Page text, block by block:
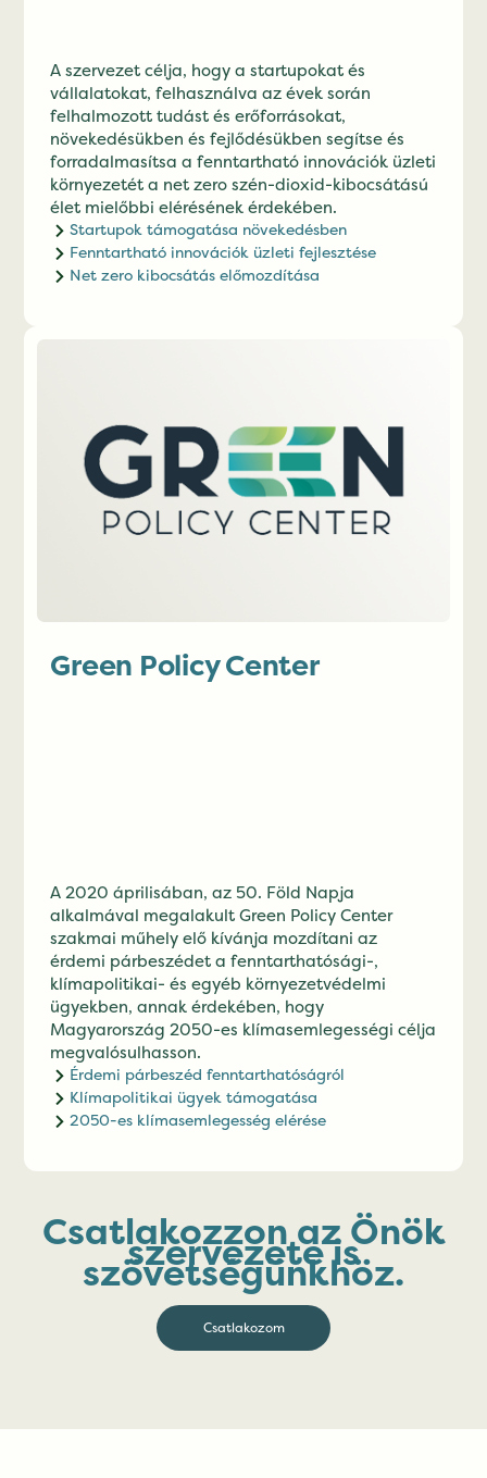
A szervezet célja, hogy a startupokat és
vállalatokat, felhasználva az évek során
felhalmozott tudást és erőforrásokat,
növekedésükben és fejlődésükben segítse és
forradalmasítsa a fenntartható innovációk üzleti
környezetét a net zero szén-dioxid-kibocsátású
élet mielőbbi elérésének érdekében.
Startupok támogatása növekedésben
Fenntartható innovációk üzleti fejlesztése
Net zero kibocsátás előmozdítása
Green Policy Center
A 2020 áprilisában, az 50. Föld Napja
alkalmával megalakult Green Policy Center
szakmai műhely elő kívánja mozdítani az
érdemi párbeszédet a fenntarthatósági-,
klímapolitikai- és egyéb környezetvédelmi
ügyekben, annak érdekében, hogy
Magyarország 2050-es klímasemlegességi célja
megvalósulhasson.
Érdemi párbeszéd fenntarthatóságról
Klímapolitikai ügyek támogatása
2050-es klímasemlegesség elérése
Csatlakozzon az Önök
szervezete is
szövetségünkhöz.
Csatlakozom